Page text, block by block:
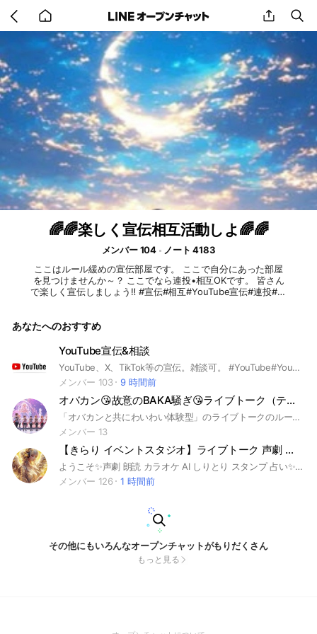
back
to
home
share
🌈🌈楽しく宣伝相互活動しよ🌈🌈
メンバー 104
ノート 4183
ここはルール緩めの宣伝部屋です。 ここで自分にあった部屋
を見つけませんか～？ ここでなら連投•相互OKです。 皆さん
で楽しく宣伝しましょう‼️ #宣伝#相互#YouTube宣伝#連投#相
あなたへのおすすめ
YouTube宣伝&相談
YouTube、X、TikTok等の宣伝。雑談可。 #YouTube#YouTuber#ユーチューブ#ユーチューバー#宣伝#雑談#X#Twitter#ツイッター#TikTok#ティックトック
メンバー 103
9 時間前
オバカン😘故意のBAKA騒ぎ😘ライブトーク（テスト用ルーム）
「オバカンと共にわいわい体験型」のライブトークのルームです。 料理、声劇、スタンプ作り、写真、家庭菜園、などサブルームが有り、メンバーと体験しながら絆を深めませんか？ #オバカン#みんなで楽しく話そう#バカ騒ぎ#笑い#仲間#心のオアシス#笑止千万#ワクワク#いきいき#前向き#笑える#メンタル#スタンプ#宣伝#深夜#早朝
メンバー 13
【きらり イベントスタジオ】ライブトーク 声劇 朗読 AI カラオケ しりとり スタンプ 占い
ようこそ✨声劇 朗読 カラオケ AI しりとり スタンプ 占い✨声劇はプチ即興オリジナル声劇やイベント型声劇も実施中 きらりまぁちゃんのラジオの時間の 番組配信中 ナビゲーターでありラジオパーソナリティの きらりまぁちゃんが案内する、声・文字・音楽・絵・イラスト・写真・動画・スタンプなどの遊園地です 「話したい」「書きたい」気持ちが物語となり、ワクワクと感動のワンダーランドが広がります スタジオの楽しみ方 ▶声劇ライブトーク・オンステージ（こえげき） 初心者さんも大歓迎！雑談を交えながらリアルタイムで物語が展開します ▶朗読（ろうどく） 物語や詩、エッセイなどの文章を声に出して読み上げ、感情や世界観を共有する場です 声によって作品の奥深さを伝える芸術的なイベントでもあります ▶LINE（ライン）スタンプの会 スタンプが好きで、もっと活用して遊びたい ゆるく楽しく、言葉以外のコミュニケーションを楽しみたい ▶占いコーナー タロット・数秘術・ヌメロロジーによる相談で、あなたの内面に光を当てます/色彩心理学・カラーセラピー ▶音楽体験 歌ってみた 歌唱、弾き語り 生演奏、AIミュージックなど、誰もが自由に自己表現できる音の世界へ ▶遊びの広場アカデミー ゲーム、なぞなぞ、心理テスト、クイズ、遊び心満載 ▶AI表現の交差点 イラストや音楽で、感情と創造が交差する瞬間を多彩に表現 ▶クリエイティブ制作 脚本、小説、ポエム、画像加工、動画制作、セリフ演出、あなたの世界観を自由に構築 ▶イベント形式は自由自在 ラジオドラマ、ワークショップ、ショーケース、展示、コンサート、講演会、式典など、エンターテイメント性抜群、ラップバトル ▶SNSならではのファンタジー なりきり、ごっこ遊びなど、想像力を広げる空間を楽しみましょう ▶あなたのオープンチャットや推し部屋の宣伝・集客・PR・告知も充実 ▶悩み相談 どんなオープンチャットを作りたい? オプチャコーチング きらりイベントスタジオは、誰もが主役になれる場所 声を通して、記憶を灯し、世界を少しだけ優しくする―― そんな瞬間を、あなたと一緒に創りたい ©【きらり イベントスタジオ】2025年9月スタート カラフルミュージックラボ きらりまあちゃん 宣伝 宣伝部屋 オプチャ宣伝 キラリ
メンバー 126
1 時間前
その他にもいろんなオープンチャットがもりだくさん
もっと見る